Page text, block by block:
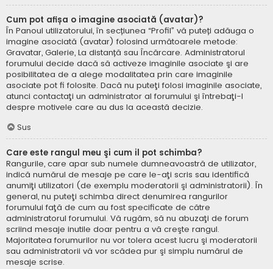
Cum pot afișa o imagine asociată (avatar)?
În Panoul utilizatorului, în secțiunea “Profil” vă puteți adăuga o
imagine asociată (avatar) folosind următoarele metode:
Gravatar, Galerie, La distanță sau Încărcare. Administratorul
forumului decide dacă să activeze imaginile asociate şi are
posibilitatea de a alege modalitatea prin care imaginile
asociate pot fi folosite. Dacă nu puteţi folosi imaginile asociate,
atunci contactaţi un administrator al forumului şi întrebaţi-l
despre motivele care au dus la această decizie.
Sus
Care este rangul meu şi cum il pot schimba?
Rangurile, care apar sub numele dumneavoastră de utilizator,
indică numărul de mesaje pe care le-aţi scris sau identifică
anumiţi utilizatori (de exemplu moderatorii şi administratorii). În
general, nu puteţi schimba direct denumirea rangurilor
forumului faţă de cum au fost specificate de către
administratorul forumului. Vă rugăm, să nu abuzaţi de forum
scriind mesaje inutile doar pentru a vă creşte rangul.
Majoritatea forumurilor nu vor tolera acest lucru şi moderatorii
sau administratorii vă vor scădea pur şi simplu numărul de
mesaje scrise.